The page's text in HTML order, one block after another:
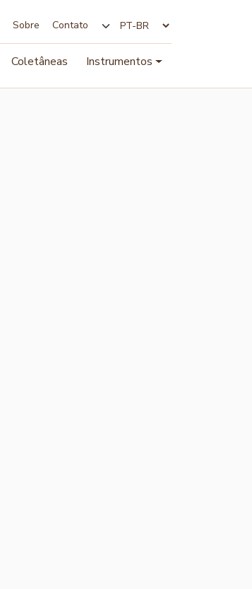
Sobre Contato
Coletâneas Instrumentos